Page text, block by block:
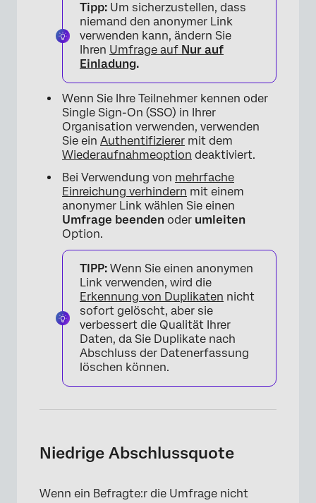
Tipp: Um sicherzustellen, dass
niemand den anonymer Link
verwenden kann, ändern Sie
Ihren Umfrage auf Nur auf
Einladung.
Wenn Sie Ihre Teilnehmer kennen oder
Single Sign-On (SSO) in Ihrer
Organisation verwenden, verwenden
Sie ein Authentifizierer mit dem
Wiederaufnahmeoption deaktiviert.
Bei Verwendung von mehrfache
Einreichung verhindern mit einem
anonymer Link wählen Sie einen
Umfrage beenden oder umleiten
Option.
TIPP: Wenn Sie einen anonymen
Link verwenden, wird die
Erkennung von Duplikaten nicht
sofort gelöscht, aber sie
verbessert die Qualität Ihrer
Daten, da Sie Duplikate nach
Abschluss der Datenerfassung
löschen können.
Niedrige Abschlussquote
Wenn ein Befragte:r die Umfrage nicht